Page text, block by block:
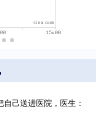
己送进医院，医生：